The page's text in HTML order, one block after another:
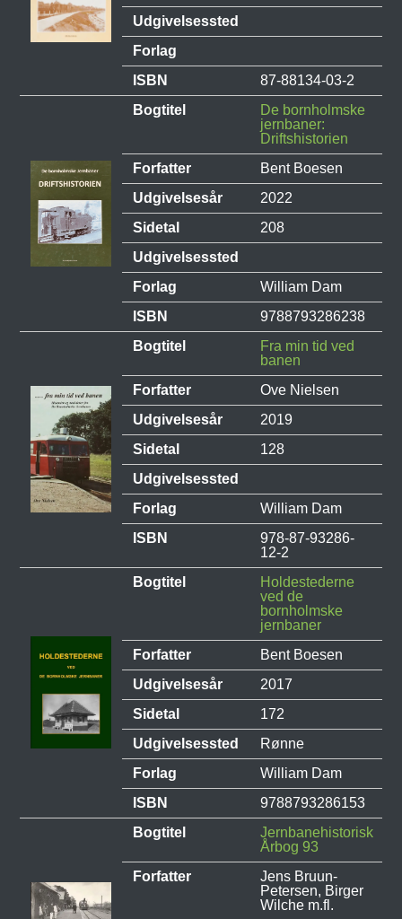
Udgivelsessted
Forlag
ISBN
87-88134-03-2
Bogtitel
De bornholmske
jernbaner:
Driftshistorien
Forfatter
Bent Boesen
Udgivelsesår
2022
Sidetal
208
Udgivelsessted
Forlag
William Dam
ISBN
9788793286238
Bogtitel
Fra min tid ved
banen
Forfatter
Ove Nielsen
Udgivelsesår
2019
Sidetal
128
Udgivelsessted
Forlag
William Dam
ISBN
978-87-93286-
12-2
Bogtitel
Holdestederne
ved de
bornholmske
jernbaner
Forfatter
Bent Boesen
Udgivelsesår
2017
Sidetal
172
Udgivelsessted
Rønne
Forlag
William Dam
ISBN
9788793286153
Bogtitel
Jernbanehistorisk
Årbog 93
Forfatter
Jens Bruun-
Petersen, Birger
Wilche m.fl.